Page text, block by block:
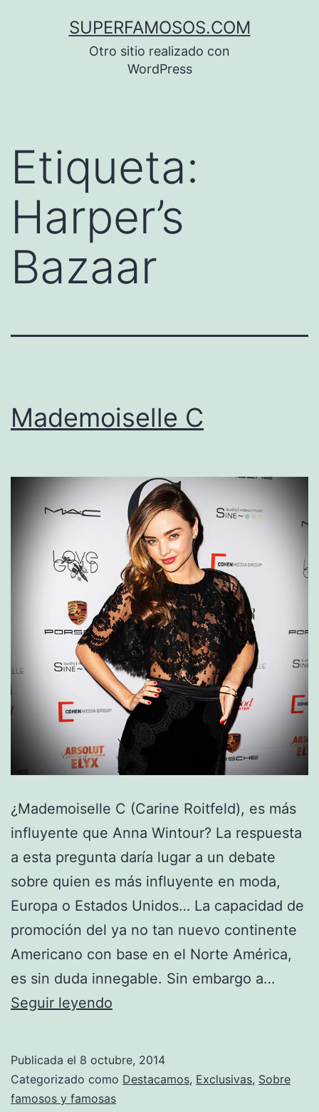
SUPERFAMOSOS.COM
Otro sitio realizado con
WordPress
Etiqueta:
Harper’s
Bazaar
Mademoiselle C
¿Mademoiselle C (Carine Roitfeld), es más
influyente que Anna Wintour? La respuesta
a esta pregunta daría lugar a un debate
sobre quien es más influyente en moda,
Europa o Estados Unidos… La capacidad de
promoción del ya no tan nuevo continente
Americano con base en el Norte América,
es sin duda innegable. Sin embargo a…
Seguir leyendo
Publicada el 8 octubre, 2014
Categorizado como Destacamos, Exclusivas, Sobre
famosos y famosas